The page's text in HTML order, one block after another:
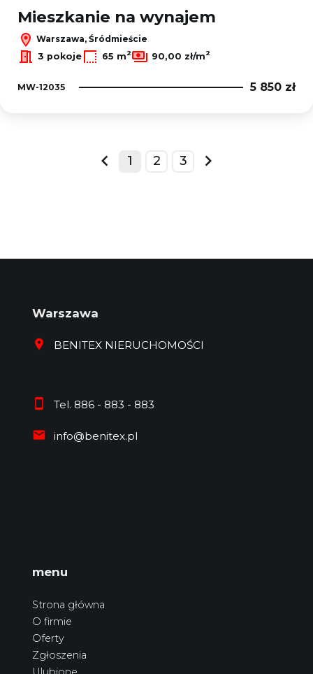
Mieszkanie na wynajem
Warszawa, Śródmieście
3 pokoje
65 m2 90,00 zł/m2
MW-12035 5 850 zł
prev
1 2 3
next
Warszawa
BENITEX NIERUCHOMOŚCI
Tel. 886 - 883 - 883
info@benitex.pl
menu
Strona główna
O firmie
Oferty
Zgłoszenia